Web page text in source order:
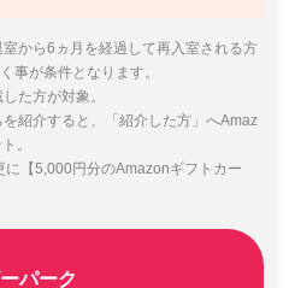
から6ヵ月を経過して再入室される方
事が条件となります。
た方が対象。
紹介すると、「紹介した方」へAmaz
。
【5,000円分のAmazonギフトカー
パーク